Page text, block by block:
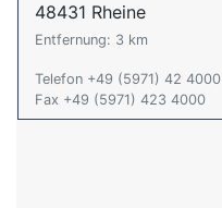
48431 Rheine
Entfernung: 3 km
Telefon +49 (5971) 42 4000
Fax +49 (5971) 423 4000